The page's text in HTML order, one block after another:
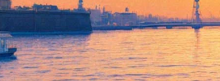
Старый Новый год